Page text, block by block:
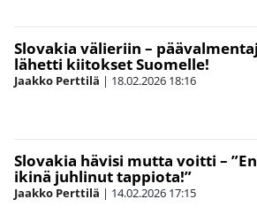
Slovakia välieriin –
lähetti kiitokset Suomelle!
Jaakko Perttilä | 18.02.2026 18:16
Slovakia hävisi mutta voitti –
ikinä juhlinut tappiota!”
Jaakko Perttilä | 14.02.2026 17:15